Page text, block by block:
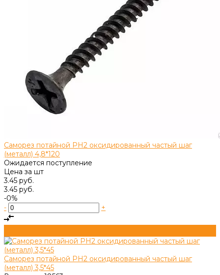
Саморез потайной PH2 оксидированный частый шаг
(металл) 4,8*120
Ожидается поступление
Цена за шт
3.45 руб.
3.45 руб.
-0%
-
+
Саморез потайной PH2 оксидированный частый шаг
(металл) 3,5*45